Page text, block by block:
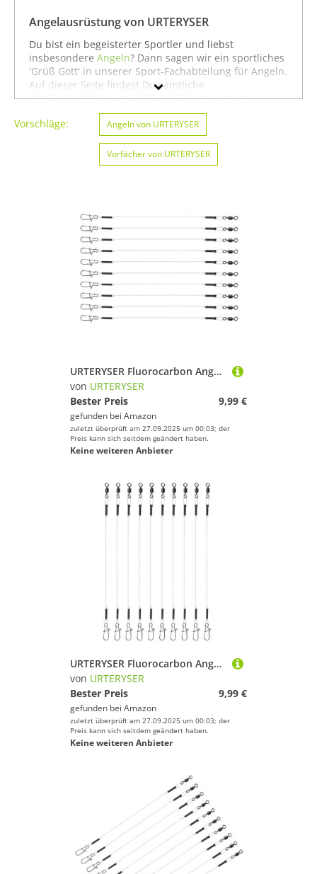
Preis
Farbe
Angelausrüstung von URTERYSER
Du bist ein begeisterter Sportler und liebst
insbesondere Angeln? Dann sagen wir ein sportliches
'Grüß Gott' in unserer Sport-Fachabteilung für Angeln.
Auf dieser Seite findest Du sämtliche
Angelausrüstung von URTERYSER aus unserem
Sortiment. Du kannst auch gezieltAngeln von
URTERYSER
oderJagd-Sport von URTERYSER
Oder Du schaust etwas breiter und siehst Dich auf
unserer Seite mit sämtlichen Sportartikeln von
oder unter allen Produkten für den Sport
Vorschläge: Angeln von URTERYSER
Vorfächer von URTERYSER
URTERYSER Fluorocarbon Angelvorfach Fluorocarbon Vorfach für Süßwasserangeln Fluorocarbon Vorfachschnur mit Wirbeln
von URTERYSER
Bester Preis
9,99 €
gefunden bei Amazon
zuletzt überprüft am 27.09.2025 um 00:03; der
Preis kann sich seitdem geändert haben.
Keine weiteren Anbieter
URTERYSER Fluorocarbon Angelvorfach Fluorocarbon Vorfach für Süßwasserangeln Fluorocarbon Vorfachschnur mit Wirbeln
von URTERYSER
Bester Preis
9,99 €
gefunden bei Amazon
zuletzt überprüft am 27.09.2025 um 00:03; der
Preis kann sich seitdem geändert haben.
Keine weiteren Anbieter